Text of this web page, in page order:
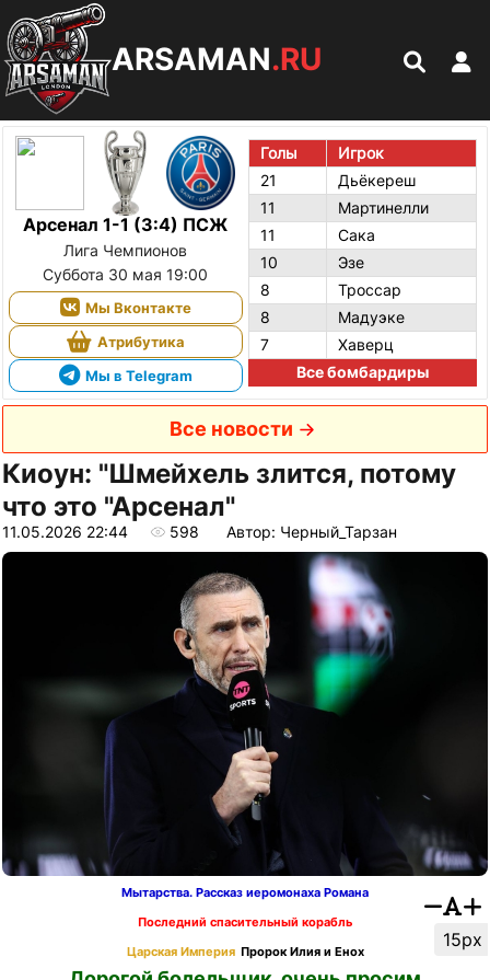
ARSAMAN.RU
Арсенал 1-1 (3:4) ПСЖ
Лига Чемпионов
Суббота 30 мая 19:00
Мы Вконтакте
Атрибутика
Мы в Telegram
Голы
Игрок
21
Дьёкереш
11
Мартинелли
11
Сака
10
Эзе
8
Троссар
8
Мадуэке
7
Хаверц
Все бомбардиры
Все новости
Киоун: "Шмейхель злится, потому
что это "Арсенал"
11.05.2026 22:44 598 Автор: Черный_Тарзан
15px
Мытарства. Рассказ иеромонаха Романа
Последний спасительный корабль
Царская Империя Пророк Илия и Енох